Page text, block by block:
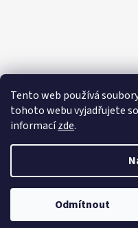
Tento web používá
tohoto webu vyjadřujete
informacízde.
Odmítnout
Copyright 2026